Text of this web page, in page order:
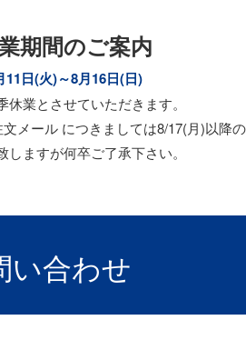
期間のご案内
11日(火)～8月16日(日)
休業とさせていただきます。
メール につきましては8/17(月)以降の
しますが何卒ご了承下さい。
い合わせ